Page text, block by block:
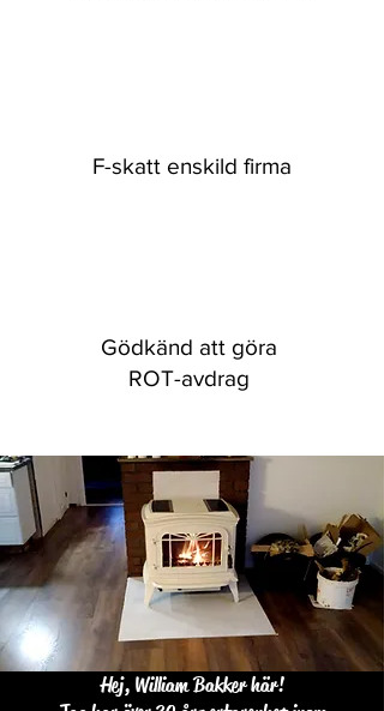
F-skatt enskild firma
Gödkänd att göra
ROT-avdrag
Hej, William Bakker här!